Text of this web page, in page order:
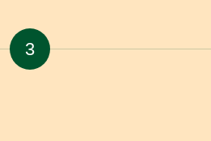
3